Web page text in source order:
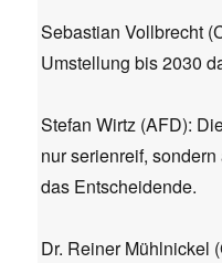
Sebastian Vollbrecht
Umstellung bis 2030
Stefan Wirtz (AFD):
nur serienreif,
das Entscheidende.
Dr. Reiner Mühlnickel